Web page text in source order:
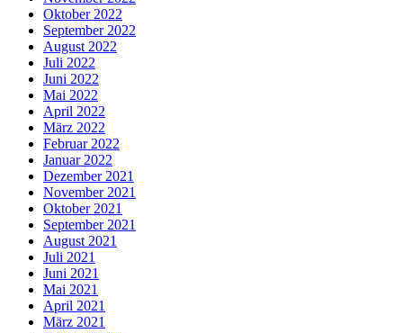
Oktober 2022
September 2022
August 2022
Juli 2022
Juni 2022
Mai 2022
April 2022
März 2022
Februar 2022
Januar 2022
Dezember 2021
November 2021
Oktober 2021
September 2021
August 2021
Juli 2021
Juni 2021
Mai 2021
April 2021
März 2021